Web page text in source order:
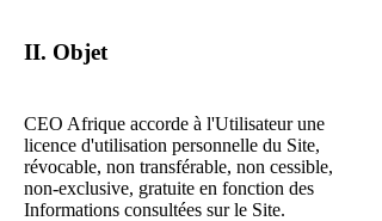
II. Objet
CEO Afrique accorde à l'Utilisateur une
licence d'utilisation personnelle du Site,
révocable, non transférable, non cessible,
non-exclusive, gratuite en fonction des
Informations consultées sur le Site.